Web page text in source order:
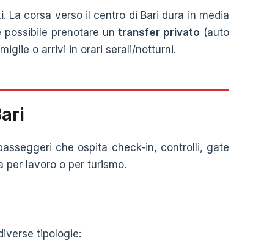
. La corsa verso il centro di Bari dura in media
possibile prenotare untransfer privato (auto
o arrivi in orari serali/notturni.
che ospita check-in, controlli, gate
per lavoro o per turismo.
tipologie: